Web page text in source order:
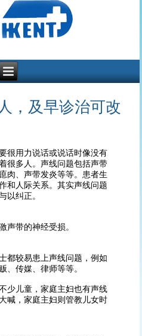
，及早诊治可改
很用力说话或说话时像没有
很多人。声线问题包括声带
肉、声带发炎等等。患者生
和人际关系。其实声线问题
以纠正。
声带的神经受损。
都较易患上声线问题，例如
、传媒、律师等等。
少儿童，家庭主妇也有声线
喊，家庭主妇则管教儿女时